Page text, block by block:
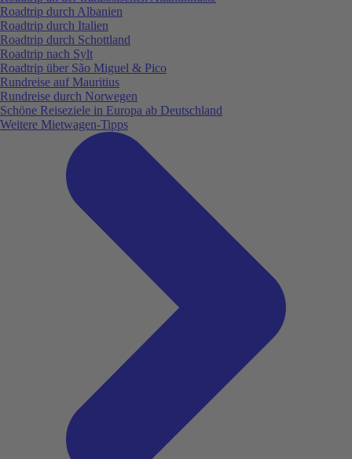
Roadtrip durch Albanien
Roadtrip durch Italien
Roadtrip durch Schottland
Roadtrip nach Sylt
Roadtrip über São Miguel & Pico
Rundreise auf Mauritius
Rundreise durch Norwegen
Schöne Reiseziele in Europa ab Deutschland
Weitere Mietwagen-Tipps